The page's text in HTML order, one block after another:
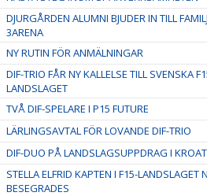
DJURGÅRDEN ALUMNI BJUDER IN TILL
3ARENA
NY RUTIN FÖR ANMÄLNINGAR
DIF-TRIO FÅR NY KALLELSE TILL SVENSKA
LANDSLAGET
TVÅ DIF-SPELARE I P15 FUTURE
LÄRLINGSAVTAL FÖR LOVANDE DIF-TRIO
DIF-DUO PÅ LANDSLAGSUPPDRAG I
STELLA ELFRID KAPTEN I F15-LANDSLAGET
BESEGRADES